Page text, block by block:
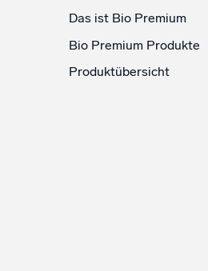
Das ist Bio Premium
Bio Premium Produkte
Produktübersicht